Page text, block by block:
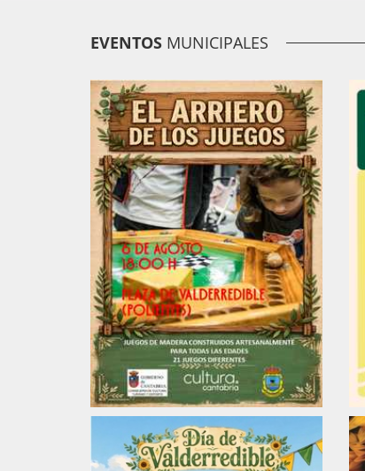
EVENTOS MUNICIPALES